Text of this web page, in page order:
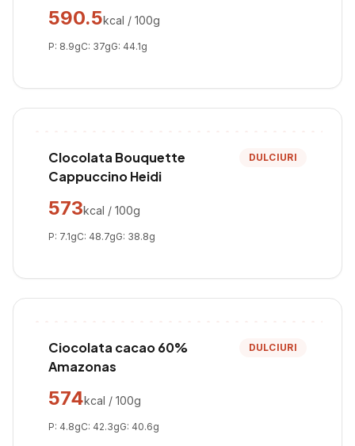
590.5kcal / 100g
P: 8.9gC: 37gG: 44.1g
CIocolata Bouquette
Cappuccino Heidi
DULCIURI
573kcal / 100g
P: 7.1gC: 48.7gG: 38.8g
Ciocolata cacao 60%
Amazonas
DULCIURI
574kcal / 100g
P: 4.8gC: 42.3gG: 40.6g